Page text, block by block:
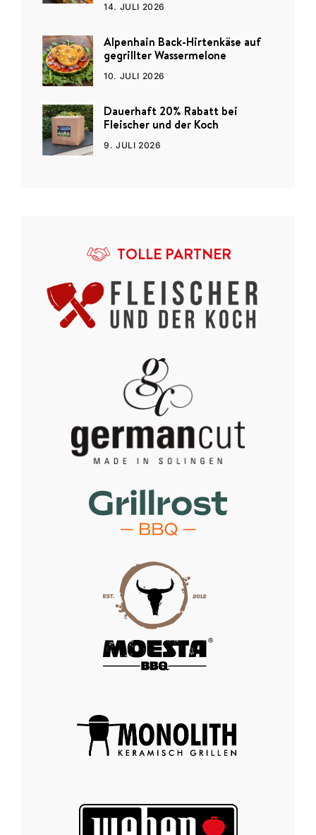
14. JULI 2026
Alpenhain Back-Hirtenkäse auf
gegrillter Wassermelone
10. JULI 2026
Dauerhaft 20% Rabatt bei
Fleischer und der Koch
9. JULI 2026
TOLLE PARTNER